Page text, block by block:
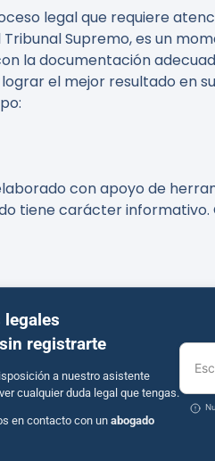
legal que requiere
Supremo, es un
la documentación
el mejor resultado en
con apoyo de
tiene carácter informativo.
legales
registrarte
a nuestro asistente
cualquier duda legal que tengas.
en contacto con unabogado